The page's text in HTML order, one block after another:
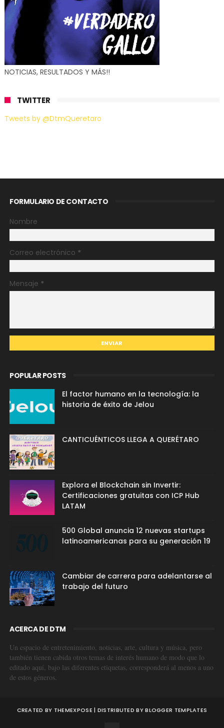
NOTICIAS, RESULTADOS Y MÁS!!
TWITTER
Tweets by @DtmQueretaro
FORMULARIO DE CONTACTO
Nombre
Correo electrónico *
Mensaje *
POPULAR POSTS
El factor humano en la tecnología: la
historia de éxito de Jelou
CANTICUÉNTICOS LLEGA A QUERÉTARO
Explora el Blockchain sin Invertir:
Certificaciones gratuitas con ICP Hub
LATAM
500 Global anuncia 12 nuevas startups
latinoamericanas para su generación 19
Cambiar de carrera para adelantarse al
trabajo del futuro
ACERCA DE DTM
Un espacio de entretenimiento, noticias, arte, cultura y música, pero
también tienen cabida otros temas de interés humano de modo que lo
editado aquí, bajo las diferentes etiquetas, corresponderá al menos a uno
de estos géneros.
CREATED BY THEMEXPOSE | DISTRIBUTED BYBLOGGER TEMPLATES